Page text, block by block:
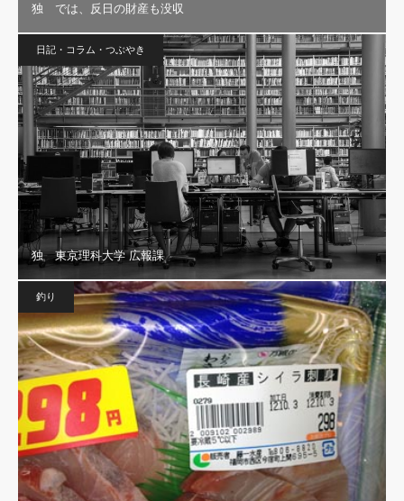
独 では、反日の財産も没収
日記・コラム・つぶやき
独 東京理科大学 広報課
釣り